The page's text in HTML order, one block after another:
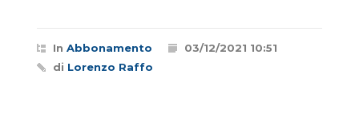
In Abbonamento
03/12/2021 10:51
di Lorenzo Raffo